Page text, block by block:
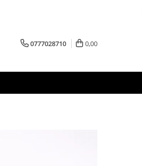
0777028710 0,00